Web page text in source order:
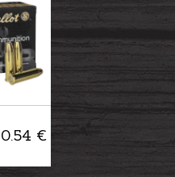
0.54 €